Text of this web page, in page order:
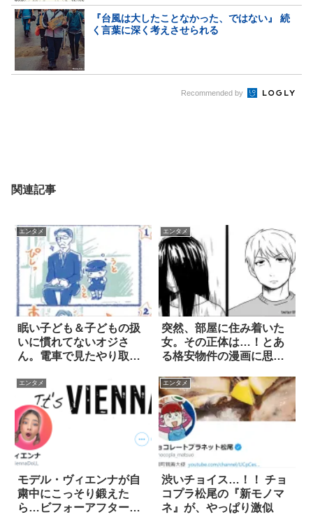
『台風は大したことなかった、ではない』 続
く言葉に深く考えさせられる
Recommended by
関連記事
エンタメ
眠い子ども＆子どもの扱
いに慣れてないオジさ
ん。電車で見たやり取り
エンタメ
突然、部屋に住み着いた
女。その正体は…！とあ
る格安物件の漫画に思わ
エンタメ
モデル・ヴィエンナが自
粛中にこっそり鍛えた
ら…ビフォーアフターに
エンタメ
渋いチョイス…！！ チョ
コプラ松尾の『新モノマ
ネ』が、やっぱり激似